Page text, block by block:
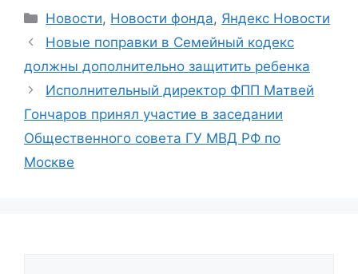
Categories
Новости, Новости фонда, Яндекс Новости
Новые поправки в Семейный кодекс
должны дополнительно защитить ребенка
Исполнительный директор ФПП Матвей
Гончаров принял участие в заседании
Общественного совета ГУ МВД РФ по
Москве